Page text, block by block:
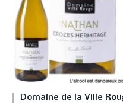
Domaine de la Ville